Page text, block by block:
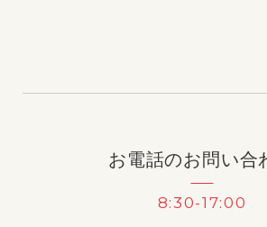
お電話のお問い合
8:30-17:00